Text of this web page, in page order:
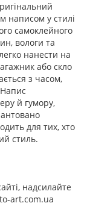
написом у стилі
самоклейного
вологи та
нанести на
або скло
з часом,
й гумору,
для тих, хто
стиль.
надсилайте
art.com.ua